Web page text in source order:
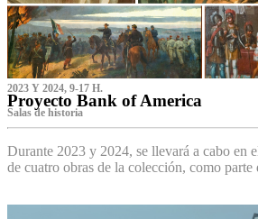
2023 Y 2024, 9-17 H.
Proyecto Bank of America
S‌alas de historia
Durante 2023 y 2024, se llevará a cabo en
de cuatro obras de la colección, como